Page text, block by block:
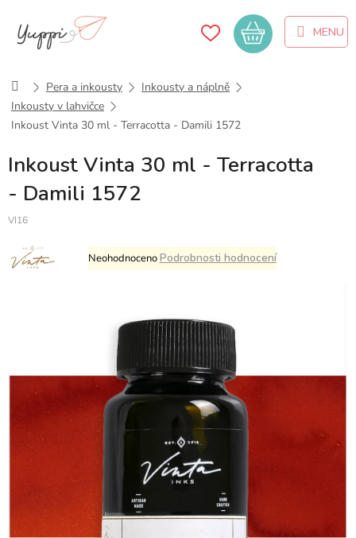
obsah
Nákupní
košík
DomůPera a inkousty
Inkousty a náplně
Inkousty v lahvičce
Inkoust Vinta 30 ml - Terracotta - Damili 1572
Inkoust Vinta 30 ml - Terracotta
- Damili 1572
VI16
Průměrné
hodnocení
hvězdiček.
NeohodnocenoPodrobnosti hodnocení